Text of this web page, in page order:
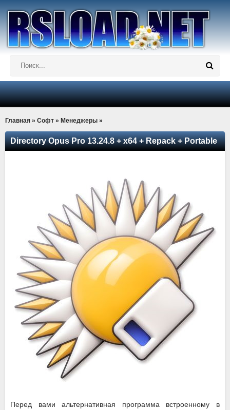
Главная » Софт » Менеджеры »
Directory Opus Pro 13.24.8 + x64 + Repack + Portable
Перед вами альтернативная программа встроенному в